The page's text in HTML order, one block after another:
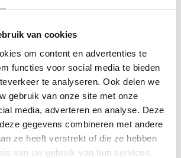
van cookies
om content en advertenties te
functies voor social media te bieden
te analyseren. Ook delen we
gebruik van onze site met onze
media, adverteren en analyse. Deze
gegevens combineren met andere
ze heeft verstrekt of die ze hebben
van uw gebruik van hun services.